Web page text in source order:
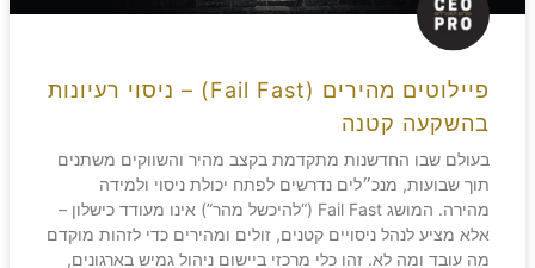
פיילוטים מהירים (Fail Fast) – ניסוי רעיונות
בהשקעה קטנה
בעולם שבו החדשנות מתקדמת בקצב מהיר והשווקים משתנים
תוך שבועות, מנכ״לים נדרשים לפתח יכולת ניסוי ולמידה
מהירה. המושג Fail Fast (“להיכשל מהר”) אינו מעודד כישלון –
אלא מציע לנהל ניסויים קטנים, זולים ומהירים כדי לזהות מוקדם
מה עובד ומה לא. זהו כלי מרכזי ביישום ניהול גמיש בארגונים,